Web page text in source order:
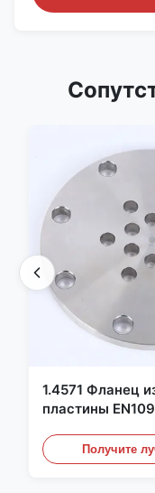
1.4571 Фланец
пластины
2
Получите